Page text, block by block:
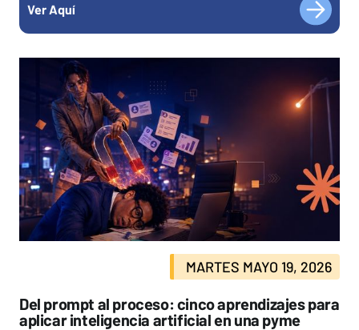
Ver Aquí
MARTES MAYO 19, 2026
Del prompt al proceso: cinco aprendizajes para
aplicar inteligencia artificial en una pyme